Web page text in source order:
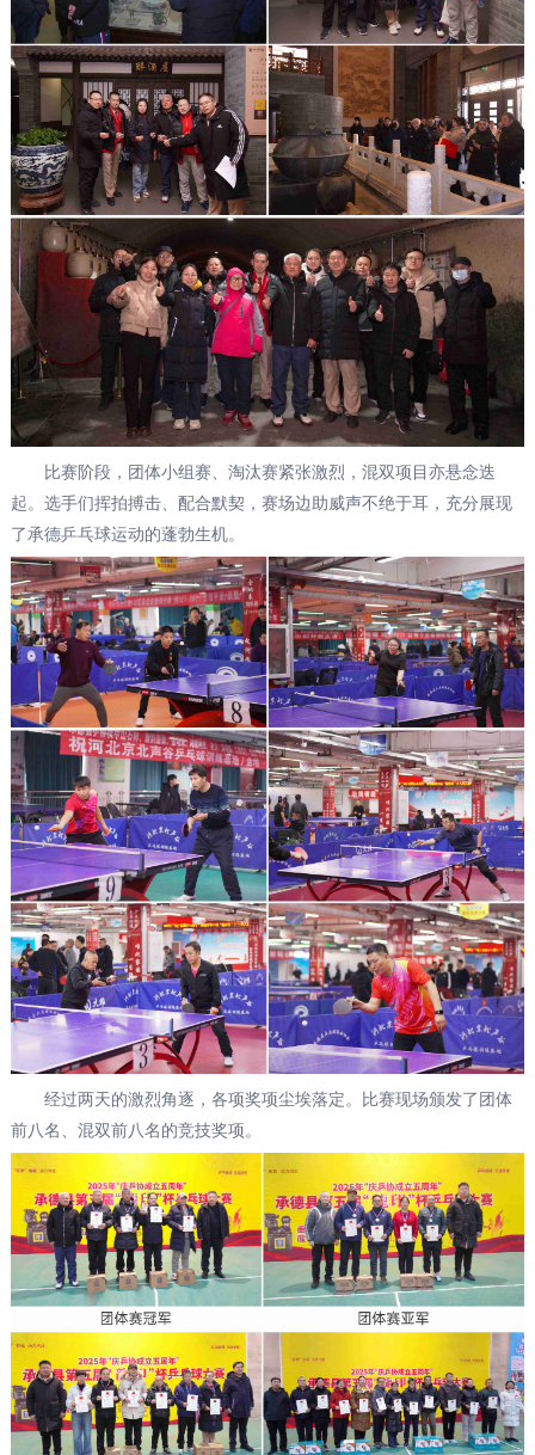
比赛阶段，团体小组赛、淘汰赛紧张激烈，混双项目亦悬念迭
起。选手们挥拍搏击、配合默契，赛场边助威声不绝于耳，充分展现
了承德乒乓球运动的蓬勃生机。
经过两天的激烈角逐，各项奖项尘埃落定。比赛现场颁发了团体
前八名、混双前八名的竞技奖项。